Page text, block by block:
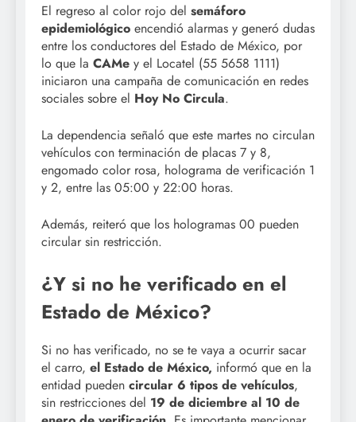
El regreso al color rojo del semáforo
epidemiológico encendió alarmas y generó dudas
entre los conductores del Estado de México, por
lo que la CAMe y el Locatel (55 5658 1111)
iniciaron una campaña de comunicación en redes
sociales sobre el Hoy No Circula.
La dependencia señaló que este martes no circulan
vehículos con terminación de placas 7 y 8,
engomado color rosa, holograma de verificación 1
y 2, entre las 05:00 y 22:00 horas.
Además, reiteró que los hologramas 00 pueden
circular sin restricción.
¿Y si no he verificado en el
Estado de México?
Si no has verificado, no se te vaya a ocurrir sacar
el carro, el Estado de México, informó que en la
entidad pueden circular 6 tipos de vehículos,
sin restricciones del 19 de diciembre al 10 de